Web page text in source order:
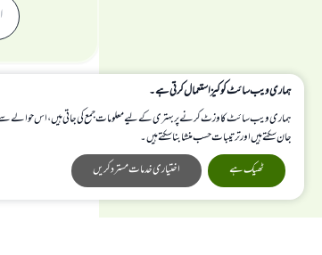
ہماری ویب سائٹ کوکیز استعمال کرتی ہے۔
ہماری ویب سائٹ کا وزٹ کرنے پر بہتری کے لیے معلومات جمع کی جاتی ہیں، اس حوالے
جان سکتے ہیں اور ترتیبات حسب منشا بنا سکتے ہیں۔
اختیاری خدمات مسترد کریں ٹھیک ہے